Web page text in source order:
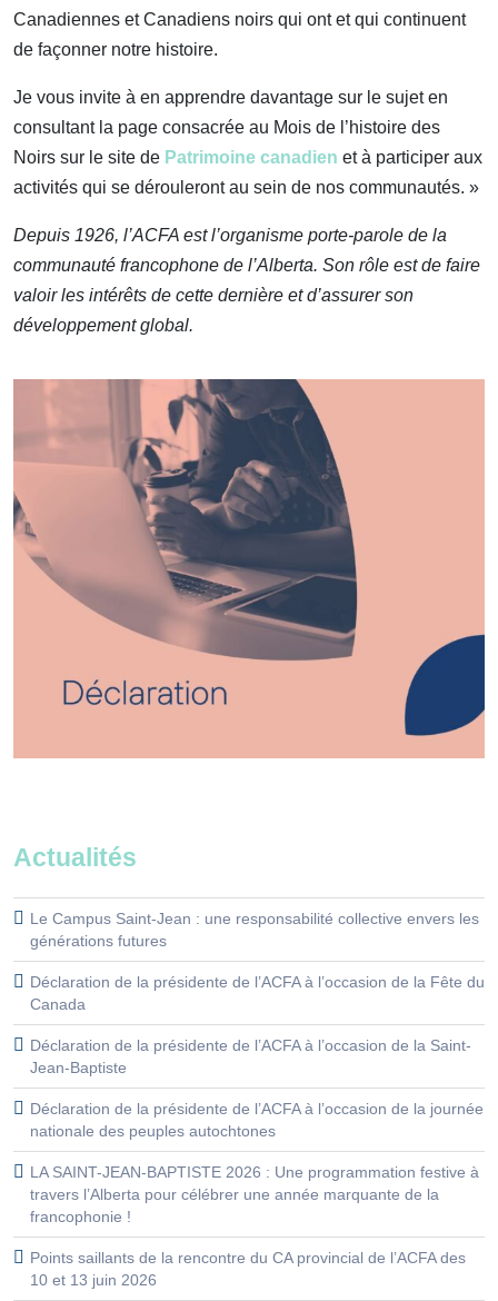
Canadiennes et Canadiens noirs qui ont et qui continuent
de façonner notre histoire.
Je vous invite à en apprendre davantage sur le sujet en
consultant la page consacrée au Mois de l’histoire des
Noirs sur le site de Patrimoine canadien et à participer aux
activités qui se dérouleront au sein de nos communautés. »
Depuis 1926, l’ACFA est l’organisme porte-parole de la
communauté francophone de l’Alberta. Son rôle est de faire
valoir les intérêts de cette dernière et d’assurer son
développement global.
Actualités
Le Campus Saint-Jean : une responsabilité collective envers les
générations futures
Déclaration de la présidente de l’ACFA à l’occasion de la Fête du
Canada
Déclaration de la présidente de l’ACFA à l’occasion de la Saint-
Jean-Baptiste
Déclaration de la présidente de l’ACFA à l’occasion de la journée
nationale des peuples autochtones
LA SAINT-JEAN-BAPTISTE 2026 : Une programmation festive à
travers l’Alberta pour célébrer une année marquante de la
francophonie !
Points saillants de la rencontre du CA provincial de l’ACFA des
10 et 13 juin 2026